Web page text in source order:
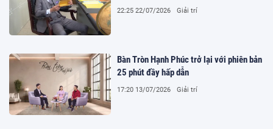
22:25 22/07/2026 Giải trí
Bàn Tròn Hạnh Phúc trở lại với phiên bản
25 phút đầy hấp dẫn
17:20 13/07/2026 Giải trí